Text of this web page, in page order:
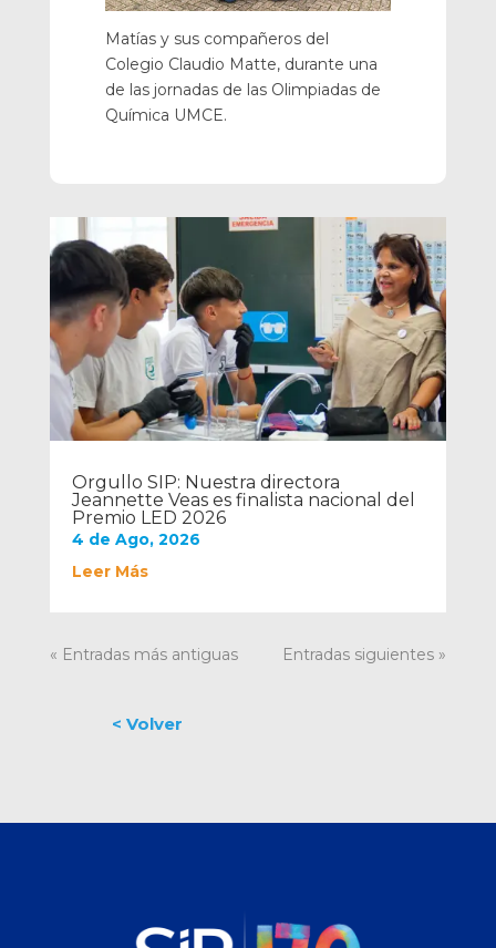
Orgullo SIP: Nuestra directora
Jeannette Veas es finalista nacional del
Premio LED 2026
4 de Ago, 2026
Leer Más
« Entradas más antiguas Entradas siguientes »
Matías y sus compañeros del
Colegio Claudio Matte, durante una
de las jornadas de las Olimpiadas de
Química UMCE.